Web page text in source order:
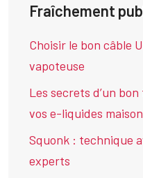
Fraîchement
Choisir le bon câble
vapoteuse
Les secrets d’un
vos e-liquides maison
Squonk : technique
experts